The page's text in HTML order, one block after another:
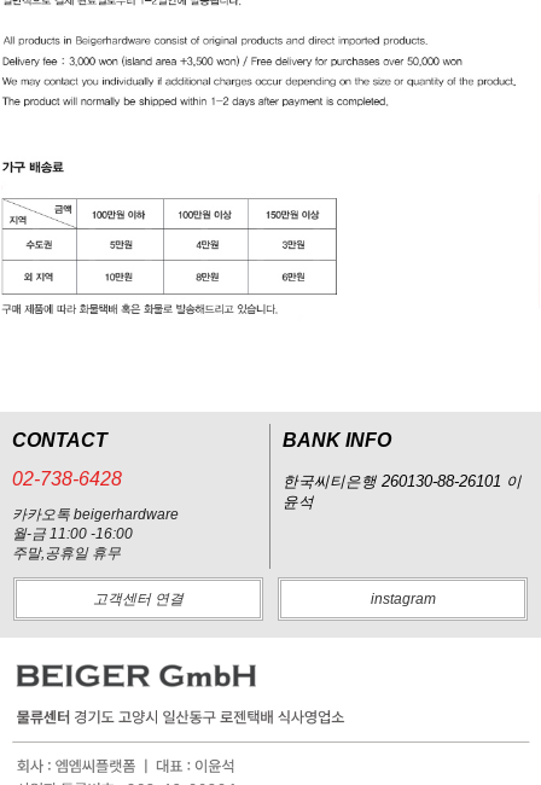
CONTACT
02-738-6428
카카오톡 beigerhardware
월-금 11:00 -16:00
주말,공휴일 휴무
BANK INFO
한국씨티은행 260130-88-26101 이
윤석
고객센터 연결 instagram